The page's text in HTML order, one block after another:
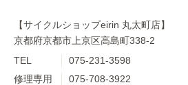
【サイクルショップeirin 丸太町店】
京都府京都市上京区高島町338-2
TEL
075-231-3598
修理専用
075-708-3922